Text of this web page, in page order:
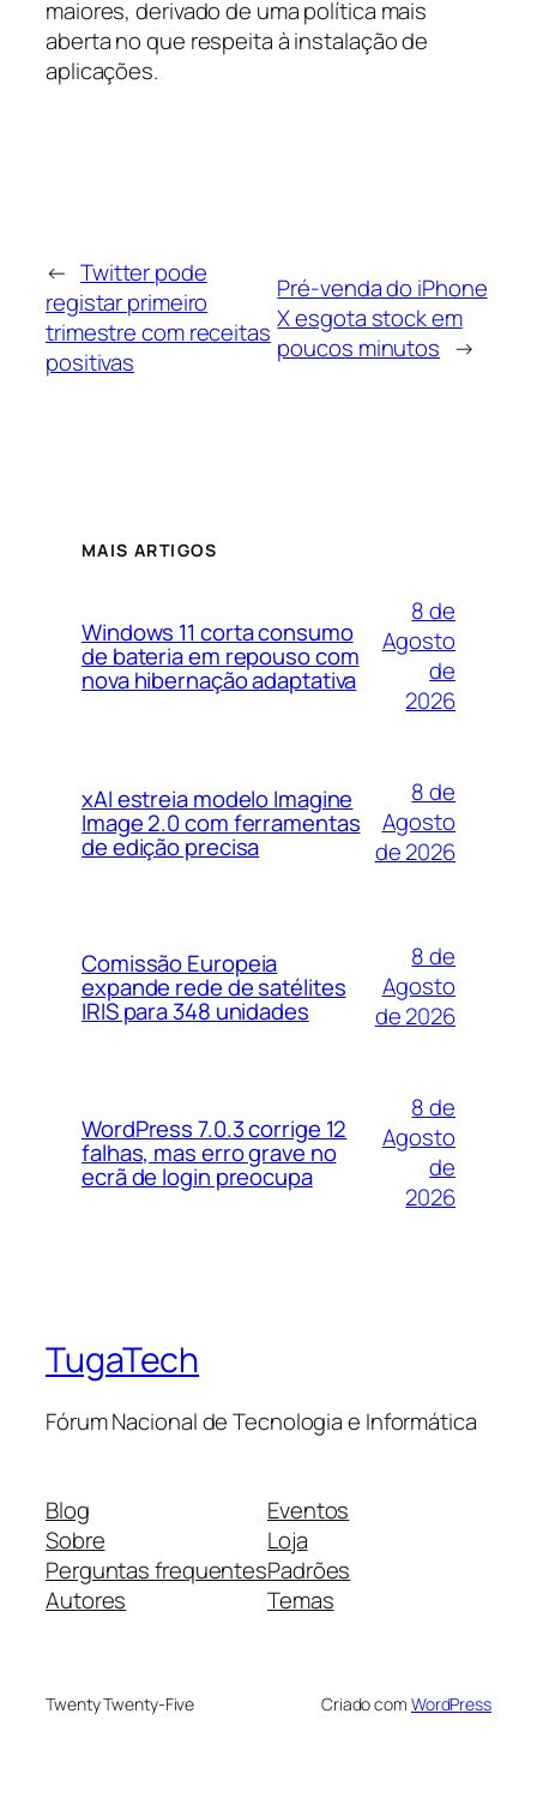
maiores, derivado de uma política mais
aberta no que respeita à instalação de
aplicações.
← Twitter pode
registar primeiro
trimestre com receitas
positivas
Pré-venda do iPhone
X esgota stock em
poucos minutos →
MAIS ARTIGOS
Windows 11 corta consumo
de bateria em repouso com
nova hibernação adaptativa
8 de
Agosto
de
2026
xAI estreia modelo Imagine
Image 2.0 com ferramentas
de edição precisa
8 de
Agosto
de 2026
Comissão Europeia
expande rede de satélites
IRIS para 348 unidades
8 de
Agosto
de 2026
WordPress 7.0.3 corrige 12
falhas, mas erro grave no
ecrã de login preocupa
8 de
Agosto
de
2026
TugaTech
Fórum Nacional de Tecnologia e Informática
Blog
Sobre
Perguntas frequentes
Autores
Eventos
Loja
Padrões
Temas
Twenty Twenty-Five Criado com WordPress